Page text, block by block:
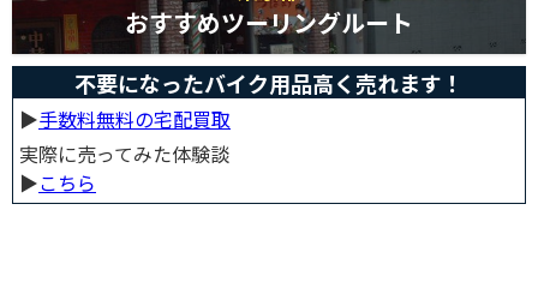
おすすめツーリングルート
不要になったバイク用品高く売れます！
▶︎手数料無料の宅配買取
実際に売ってみた体験談
▶︎こちら